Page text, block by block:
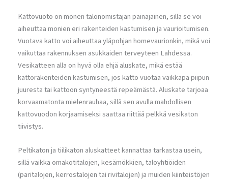
Kattovuoto on monen talonomistajan painajainen, sillä se voi
aiheuttaa monien eri rakenteiden kastumisen ja vaurioitumisen.
Vuotava katto voi aiheuttaa yläpohjan homevaurionkin, mikä voi
vaikuttaa rakennuksen asukkaiden terveyteen Lahdessa.
Vesikatteen alla on hyvä olla ehjä aluskate, mikä estää
kattorakenteiden kastumisen, jos katto vuotaa vaikkapa piipun
juuresta tai kattoon syntyneestä repeämästä. Aluskate tarjoaa
korvaamatonta mielenrauhaa, sillä sen avulla mahdollisen
kattovuodon korjaamiseksi saattaa riittää pelkkä vesikaton
tiivistys.
Peltikaton ja tiilikaton aluskatteet kannattaa tarkastaa usein,
sillä vaikka omakotitalojen, kesämökkien, taloyhtiöiden
(paritalojen, kerrostalojen tai rivitalojen) ja muiden kiinteistöjen